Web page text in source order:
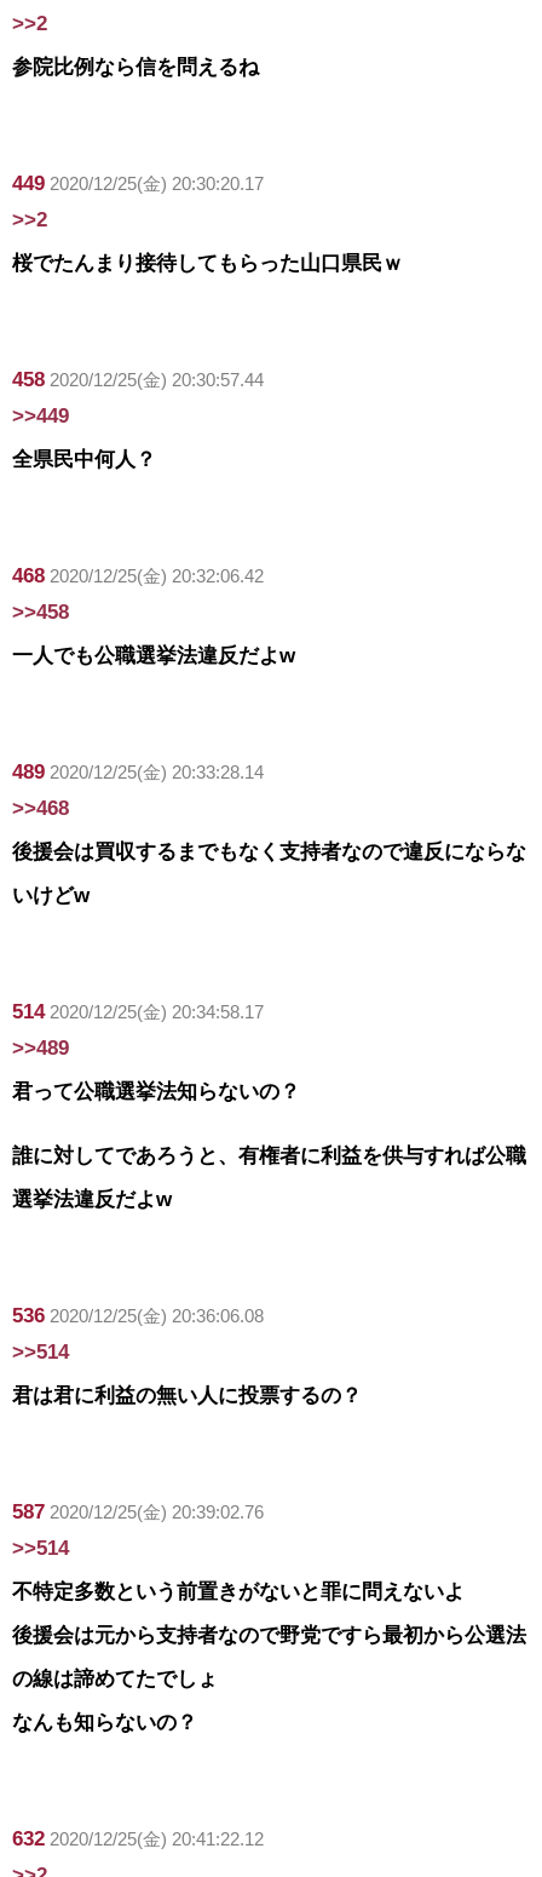
>>2
参院比例なら信を問えるね
449 2020/12/25(金) 20:30:20.17
>>2
桜でたんまり接待してもらった山口県民ｗ
458 2020/12/25(金) 20:30:57.44
>>449
全県民中何人？
468 2020/12/25(金) 20:32:06.42
>>458
一人でも公職選挙法違反だよw
489 2020/12/25(金) 20:33:28.14
>>468
後援会は買収するまでもなく支持者なので違反にならな
いけどw
514 2020/12/25(金) 20:34:58.17
>>489
君って公職選挙法知らないの？
誰に対してであろうと、有権者に利益を供与すれば公職
選挙法違反だよw
536 2020/12/25(金) 20:36:06.08
>>514
君は君に利益の無い人に投票するの？
587 2020/12/25(金) 20:39:02.76
>>514
不特定多数という前置きがないと罪に問えないよ
後援会は元から支持者なので野党ですら最初から公選法
の線は諦めてたでしょ
なんも知らないの？
632 2020/12/25(金) 20:41:22.12